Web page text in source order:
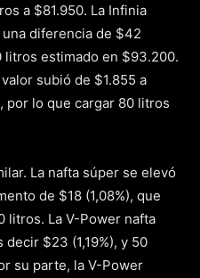
a $81.950. La Infinia
una diferencia de $42
litros estimado en $93.200.
subió de $1.855 a
por lo que cargar 80 litros
La nafta súper se elevó
de $18 (1,08%), que
litros. La V-Power nafta
decir $23 (1,19%), y 50
su parte, la V-Power